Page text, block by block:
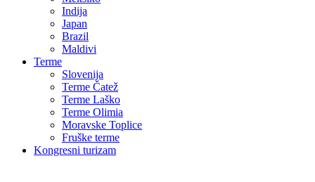
Indija
Japan
Brazil
Maldivi
Terme
Slovenija
Terme Čatež
Terme Laško
Terme Olimia
Moravske Toplice
Fruške terme
Kongresni turizam